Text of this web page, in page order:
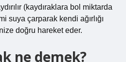
(kaydıraklara bol miktarda
suya çarparak kendi ağırlığı
doğru hareket eder.
ne demek?